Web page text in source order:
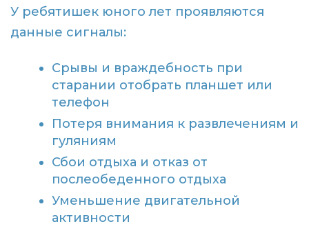
У ребятишек юного лет проявляются
данные сигналы:
Срывы и враждебность при
старании отобрать планшет или
телефон
Потеря внимания к развлечениям и
гуляниям
Сбои отдыха и отказ от
послеобеденного отдыха
Уменьшение двигательной
активности